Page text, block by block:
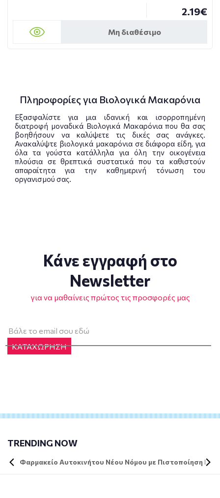
2.19€
Μη διαθέσιμο
Πληροφορίες για Βιολογικά Μακαρόνια
Εξασφαλίστε για μια ιδανική και ισορροπημένη
διατροφή μοναδικά Βιολογικά Μακαρόνια που θα σας
βοηθήσουν να καλύψετε τις δικές σας ανάγκες.
Ανακαλύψτε βιολογικά μακαρόνια σε διάφορα είδη, για
όλα τα γούστα κατάλληλα για όλη την οικογένεια
πλούσια σε θρεπτικά συστατικά που τα καθιστούν
απαραίτητα για την καθημερινή τόνωση του
οργανισμού σας.
Κάνε εγγραφή στο
Newsletter
για να μαθαίνεις πρώτος τις προσφορές μας
ΚΑΤΑΧΩΡΗΣΗ
TRENDING NOW
Φαρμακείο Αυτοκινήτου Νέου Νόμου με Πιστοποίηση DIN